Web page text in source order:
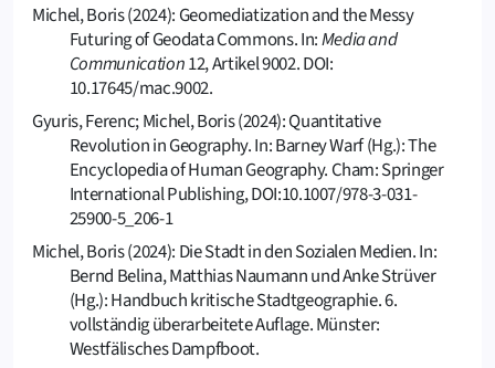
Michel, Boris (2024): Geomediatization and the Messy
Futuring of Geodata Commons. In:Media and
Communication12, Artikel 9002. DOI:
10.17645/mac.9002.
Gyuris, Ferenc; Michel, Boris (2024): Quantitative
Revolution in Geography. In: Barney Warf (Hg.): The
Encyclopedia of Human Geography. Cham: Springer
International Publishing, DOI:10.1007/978-3-031-
25900-5_206-1
Michel, Boris (2024): Die Stadt in den Sozialen Medien. In:
Bernd Belina, Matthias Naumann und Anke Strüver
(Hg.): Handbuch kritische Stadtgeographie. 6.
vollständig überarbeitete Auflage. Münster:
Westfälisches Dampfboot.